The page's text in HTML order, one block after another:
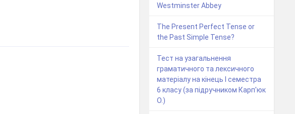
Westminster Abbey
The Present Perfect Tense or
the Past Simple Tense?
Тест на узагальнення
граматичного та лексичного
матеріалу на кінець I семестра
6 класу (за підручником Карп'юк
О.)